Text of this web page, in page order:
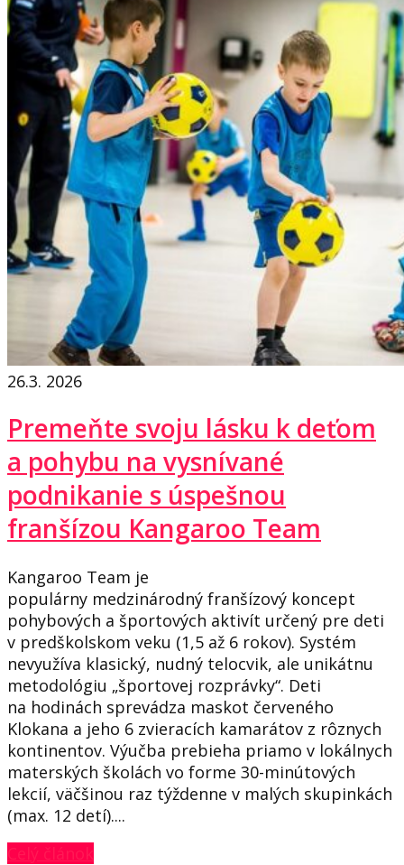
26.3. 2026
Premeňte svoju lásku k deťom
a pohybu na vysnívané
podnikanie s úspešnou
franšízou Kangaroo Team
Kangaroo Team je
populárny medzinárodný franšízový koncept
pohybových a športových aktivít určený pre deti
v predškolskom veku (1,5 až 6 rokov). Systém
nevyužíva klasický, nudný telocvik, ale unikátnu
metodológiu „športovej rozprávky“. Deti
na hodinách sprevádza maskot červeného
Klokana a jeho 6 zvieracích kamarátov z rôznych
kontinentov. Výučba prebieha priamo v lokálnych
materských školách vo forme 30-minútových
lekcií, väčšinou raz týždenne v malých skupinkách
(max. 12 detí)....
Celý článok